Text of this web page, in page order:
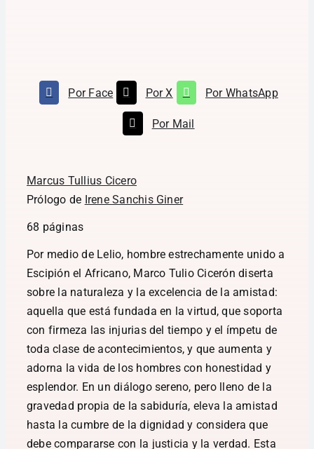
Por Face Por X Por WhatsApp
Por Mail
Marcus Tullius Cicero
Prólogo de Irene Sanchis Giner
68 páginas
Por medio de Lelio, hombre estrechamente unido a
Escipión el Africano, Marco Tulio Cicerón diserta
sobre la naturaleza y la excelencia de la amistad:
aquella que está fundada en la virtud, que soporta
con firmeza las injurias del tiempo y el ímpetu de
toda clase de acontecimientos, y que aumenta y
adorna la vida de los hombres con honestidad y
esplendor. En un diálogo sereno, pero lleno de la
gravedad propia de la sabiduría, eleva la amistad
hasta la cumbre de la dignidad y considera que
debe compararse con la justicia y la verdad. Esta